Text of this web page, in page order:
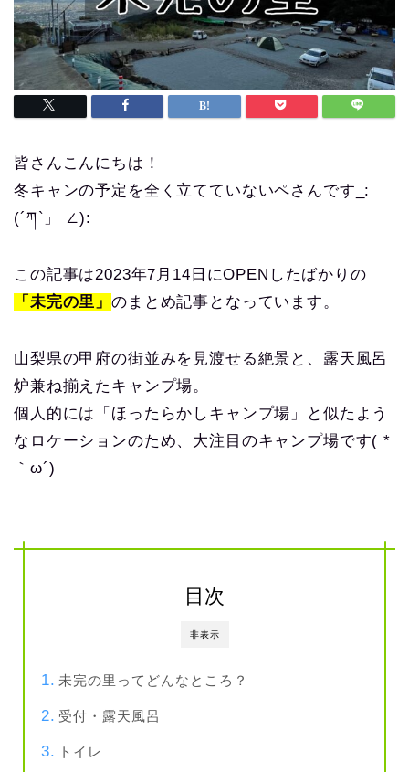
皆さんこんにちは！
冬キャンの予定を全く立てていないペさんです_:
(´ཀ`」 ∠):
この記事は2023年7月14日にOPENしたばかりの
「未完の里」のまとめ記事となっています。
山梨県の甲府の街並みを見渡せる絶景と、露天風呂
炉兼ね揃えたキャンプ場。
個人的には「ほったらかしキャンプ場」と似たよう
なロケーションのため、大注目のキャンプ場です( *
｀ω´)
非表示
目次
未完の里ってどんなところ？
受付・露天風呂
トイレ